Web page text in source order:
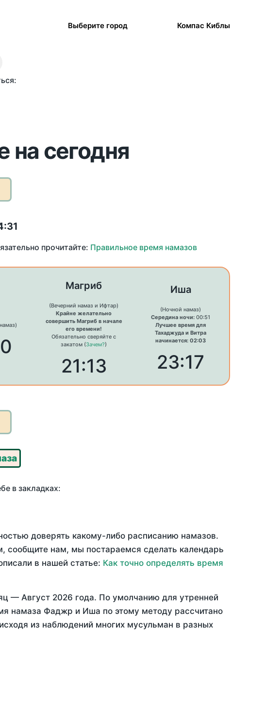
Выберите город Компас Киблы
на сегодня
прочитайте: Правильное время намазов
Магриб
(Вечерний намаз и Ифтар)
Крайне желательно
совершить Магриб в начале
его времени!
Обязательно сверяйте с
закатом (Зачем?)
21:13
Иша
(Ночной намаз)
Середина ночи: 00:51
Лучшее время для
Тахаджуда и Витра
начинается: 02:03
23:17
в закладках:
доверять какому-либо расписанию намазов.
нам, мы постараемся сделать календарь
в нашей статье: Как точно определять время
— Август 2026 года. По умолчанию для утренней
намаза Фаджр и Иша по этому методу рассчитано
из наблюдений многих мусульман в разных